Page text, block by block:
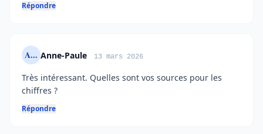
Répondre
A... Anne-Paule 13 mars 2026
Très intéressant. Quelles sont vos sources pour les
chiffres ?
Répondre